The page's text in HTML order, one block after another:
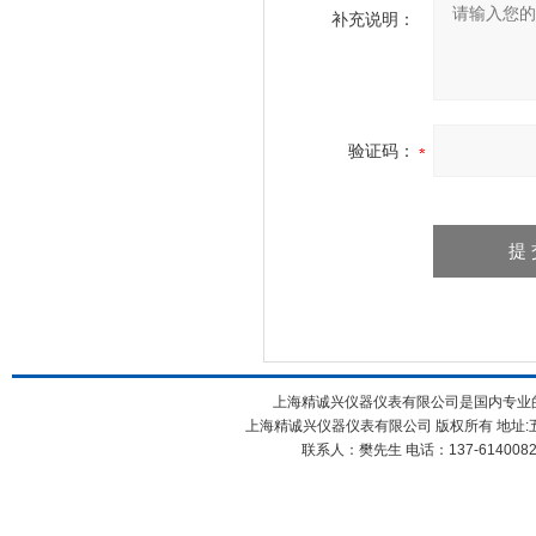
补充说明：
验证码：
上海精诚兴仪器仪表有限公司是国内专
上海精诚兴仪器仪表有限公司 版权所有 地
联系人：樊先生 电话：137-